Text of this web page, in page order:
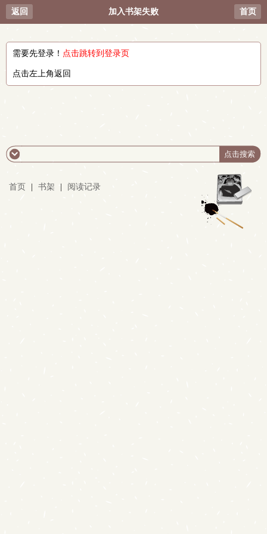
返回 加入书架失败 首页
需要先登录！ 点击跳转到登录页
点击左上角返回
首页 书架 阅读记录